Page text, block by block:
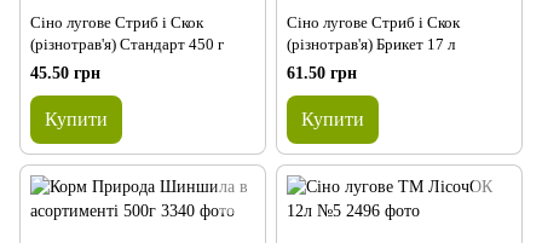
Сіно лугове Стриб і Скок
(різнотрав'я) Стандарт 450 г
45.50 грн
Купити
Сіно лугове Стриб і Скок
(різнотрав'я) Брикет 17 л
61.50 грн
Купити